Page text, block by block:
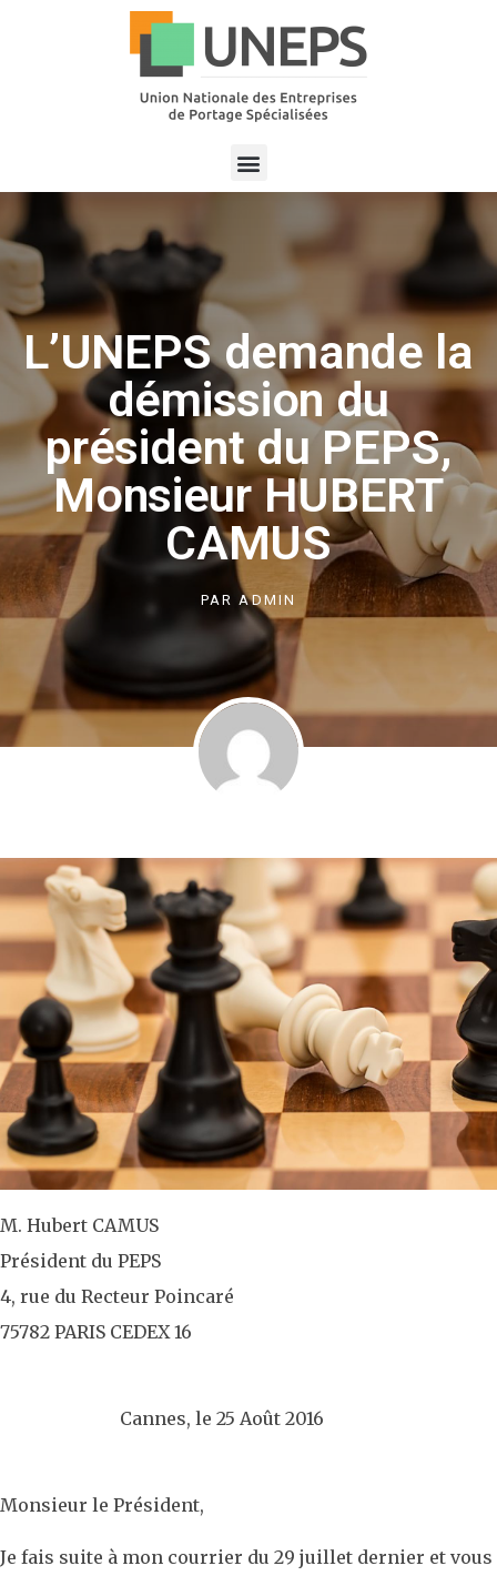
L’UNEPS demande la
démission du
président du PEPS,
Monsieur HUBERT
CAMUS
PAR ADMIN
M. Hubert CAMUS
Président du PEPS
4, rue du Recteur Poincaré
75782 PARIS CEDEX 16
Cannes, le 25 Août 2016
Monsieur le Président,
Je fais suite à mon courrier du 29 juillet dernier et vous